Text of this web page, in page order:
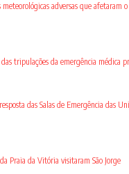
meteorológicas adversas que afetaram
das tripulações da emergência médica
das Salas de Emergência das
Praia da Vitória visitaram São Jorge